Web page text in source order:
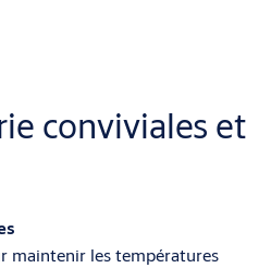
conviviales et
maintenir les températures